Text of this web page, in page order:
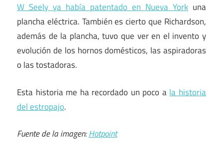
W Seely ya había patentado en Nueva York una
plancha eléctrica. También es cierto que Richardson,
además de la plancha, tuvo que ver en el invento y
evolución de los hornos domésticos, las aspiradoras
o las tostadoras.
Esta historia me ha recordado un poco a la historia
del estropajo.
Fuente de la imagen:Hotpoint